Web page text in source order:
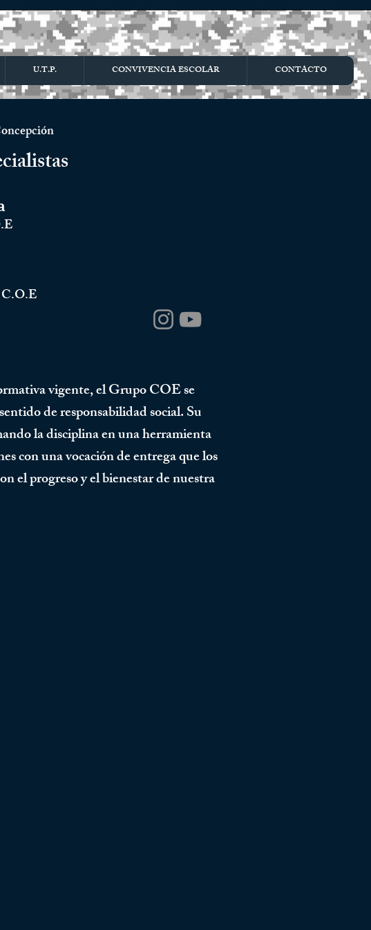
U.T.P. CONVIVENCIA ESCOLAR CONTACTO
C.O.E
vigente, el Grupo COE se
de responsabilidad social. Su
la disciplina en una herramienta
con una vocación de entrega que los
el progreso y el bienestar de nuestra